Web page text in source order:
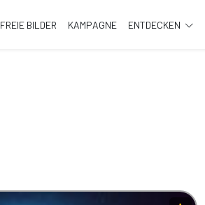
FREIE BILDER KAMPAGNE ENTDECKEN